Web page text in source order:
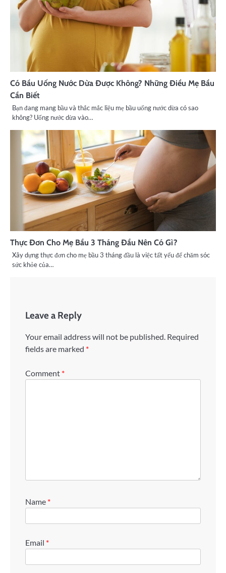
Có Bầu Uống Nước Dừa Được Không? Những Điều Mẹ Bầu
Cần Biết
Bạn đang mang bầu và thắc mắc liệu mẹ bầu uống nước dừa có sao
không? Uống nước dừa vào…
Thực Đơn Cho Mẹ Bầu 3 Tháng Đầu Nên Có Gì?
Xây dựng thực đơn cho mẹ bầu 3 tháng đầu là việc tất yếu để chăm sóc
sức khỏe của…
Leave a Reply
Your email address will not be published. Required
fields are marked *
Comment *
Name *
Email *